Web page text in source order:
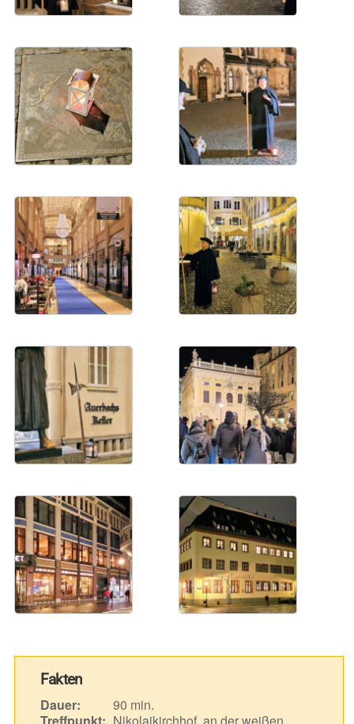
Fakten
Dauer:
90 min.
Treffpunkt: Nikolaikirchhof, an der weißen